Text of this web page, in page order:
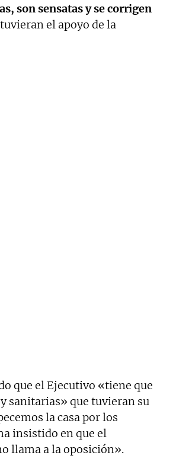
son sensatas y se corrigen
el apoyo de la
que el Ejecutivo «tiene que
sanitarias» que tuvieran su
la casa por los
insistido en que el
llama a la oposición».